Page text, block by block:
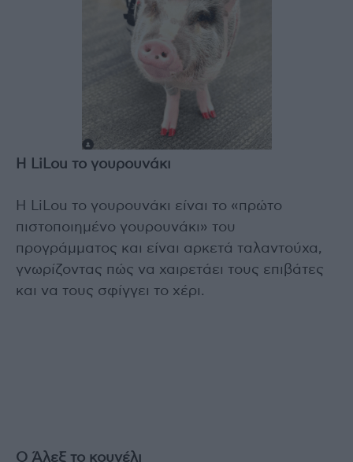
Η LiLou το γουρουνάκι
Η LiLou το γουρουνάκι είναι το «πρώτο
πιστοποιημένο γουρουνάκι» του
προγράμματος και είναι αρκετά ταλαντούχα,
γνωρίζοντας πώς να χαιρετάει τους επιβάτες
και να τους σφίγγει το χέρι.
Ο Άλεξ το κουνέλι